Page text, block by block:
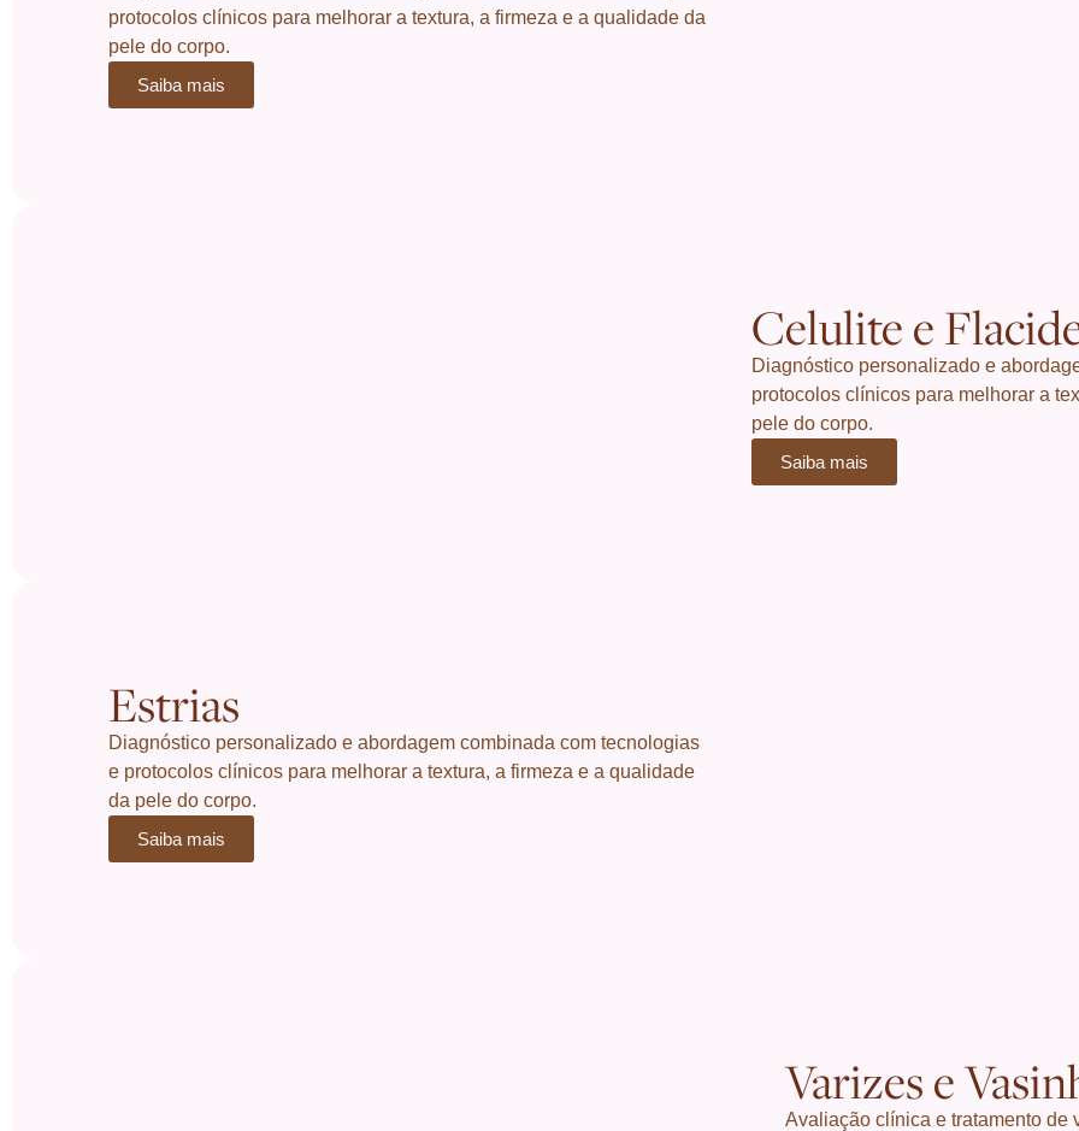
Varizes e
Avaliação clínica e tratamento de
Estrias
Diagnóstico personalizado e abordagem combinada com tecnologias
e protocolos clínicos para melhorar a textura, a firmeza e a qualidade
da pele do corpo.
Saiba mais
Celulite e
Diagnóstico personalizado e
protocolos clínicos para melhorar a
pele do corpo.
Saiba mais
protocolos clínicos para melhorar a textura, a firmeza e a qualidade da
pele do corpo.
Saiba mais